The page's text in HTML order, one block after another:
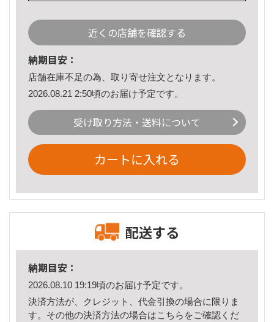
近くの店舗を確認する
納期目安：
店舗在庫不足の為、取り寄せ注文となります。
2026.08.21 2:50頃のお届け予定です。
受け取り方法・送料について
カートに入れる
配送する
納期目安：
2026.08.10 19:19頃のお届け予定です。
決済方法が、クレジット、代金引換の場合に限りま
す。その他の決済方法の場合はこちら をご確認くだ